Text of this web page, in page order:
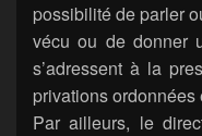
possibilité de parler
vécu ou de donner
s’adressent à la
privations ordonnées
Par ailleurs, le